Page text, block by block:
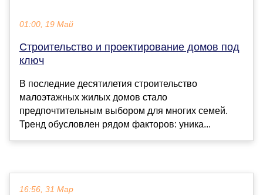
01:00, 19 Май
Строительство и проектирование домов под
ключ
В последние десятилетия строительство
малоэтажных жилых домов стало
предпочтительным выбором для многих семей.
Тренд обусловлен рядом факторов: уника...
16:56, 31 Мар